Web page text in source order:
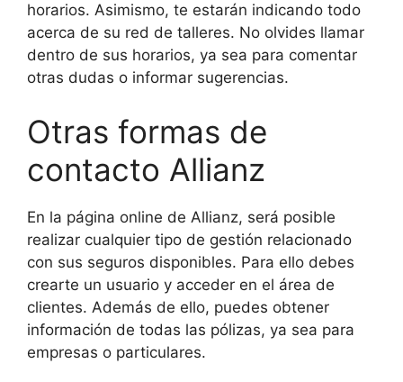
horarios. Asimismo, te estarán indicando todo
acerca de su red de talleres. No olvides llamar
dentro de sus horarios, ya sea para comentar
otras dudas o informar sugerencias.
Otras formas de
contacto Allianz
En la página online de Allianz, será posible
realizar cualquier tipo de gestión relacionado
con sus seguros disponibles. Para ello debes
crearte un usuario y acceder en el área de
clientes. Además de ello, puedes obtener
información de todas las pólizas, ya sea para
empresas o particulares.